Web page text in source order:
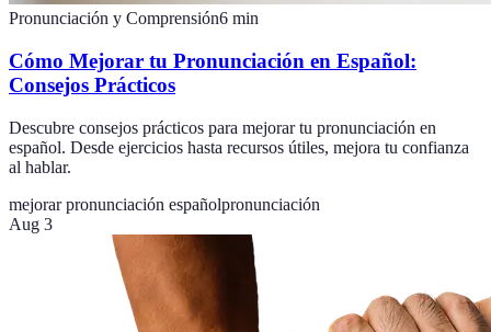
Pronunciación y Comprensión6 min
Cómo Mejorar tu Pronunciación en Español:
Consejos Prácticos
Descubre consejos prácticos para mejorar tu pronunciación en
español. Desde ejercicios hasta recursos útiles, mejora tu confianza
al hablar.
mejorar pronunciación españolpronunciación
Aug 3